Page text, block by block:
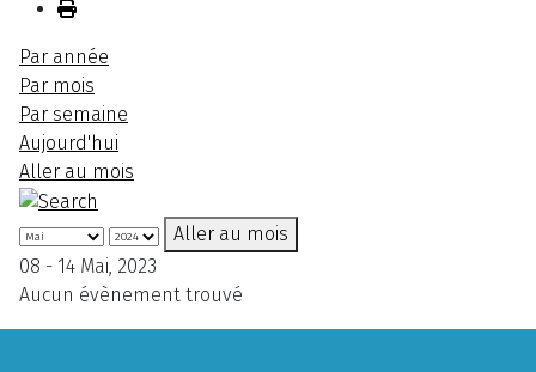
Par année
Par mois
Par semaine
Aujourd'hui
Aller au mois
Aller au mois
08 - 14 Mai, 2023
Aucun évènement trouvé